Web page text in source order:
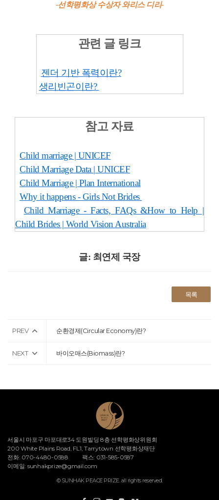
-선학평화상 수상자 와리스 디리-
관련 글 링크
젠더 기반 폭력이란?
생리빈곤이란?
참고 자료
Child marriage | UNICEF
Child Marriage Data | UNICEF
Child Marriage | Plan International
Why it happens - Girls Not Brides
Child Marriage - Facts, FAQs &How to Help |
Child Brides | World Vision Australia
글: 최연제 국장
목록
PREV 순환경제(Circular Economy)란?
NEXT 바이오매스(Biomass)란?
서울시 마포구 마포대로34 도원빌딩 8층 선학평화상위원회
200 White Plains Road, FL1, Tarrytown 선학평화상재단
전화: 070-4480-0588
팩스: 031-585-0587
이메일: sunhakprize@gmail.com
© SUNHAK PEACE PRIZE. all rights reserved.